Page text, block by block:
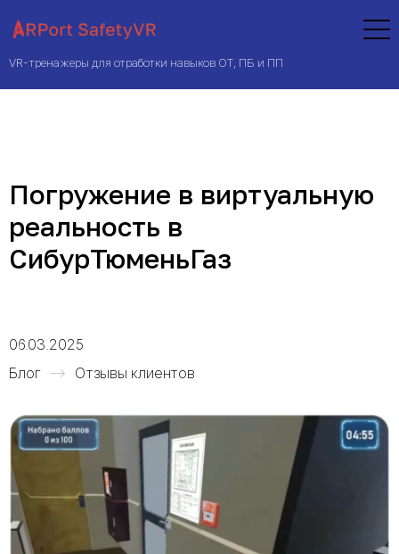
VR-тренажеры для отработки навыков ОТ, ПБ и ПП
Погружение в виртуальную
реальность в
СибурТюменьГаз
06.03.2025
Блог
Отзывы клиентов